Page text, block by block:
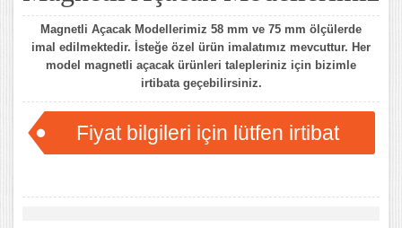
Magnetli Açacak Modellerimiz 58 mm ve 75 mm ölçülerde
imal edilmektedir. İsteğe özel ürün imalatımız mevcuttur. Her
model magnetli açacak ürünleri talepleriniz için bizimle
irtibata geçebilirsiniz.
Fiyat bilgileri için lütfen irtibat